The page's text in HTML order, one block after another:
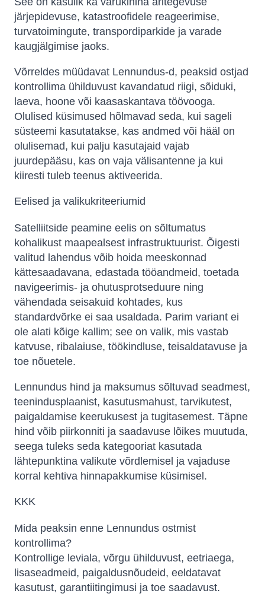
järjepidevuse, katastroofidele reageerimise,
turvatoimingute, transpordiparkide ja varade
kaugjälgimise jaoks.
Võrreldes müüdavat Lennundus-d, peaksid ostjad
kontrollima ühilduvust kavandatud riigi, sõiduki,
laeva, hoone või kaasaskantava töövooga.
Olulised küsimused hõlmavad seda, kui sageli
süsteemi kasutatakse, kas andmed või hääl on
olulisemad, kui palju kasutajaid vajab
juurdepääsu, kas on vaja välisantenne ja kui
kiiresti tuleb teenus aktiveerida.
Eelised ja valikukriteeriumid
Satelliitside peamine eelis on sõltumatus
kohalikust maapealsest infrastruktuurist. Õigesti
valitud lahendus võib hoida meeskonnad
kättesaadavana, edastada tööandmeid, toetada
navigeerimis- ja ohutusprotseduure ning
vähendada seisakuid kohtades, kus
standardvõrke ei saa usaldada. Parim variant ei
ole alati kõige kallim; see on valik, mis vastab
katvuse, ribalaiuse, töökindluse, teisaldatavuse ja
toe nõuetele.
Lennundus hind ja maksumus sõltuvad seadmest,
teenindusplaanist, kasutusmahust, tarvikutest,
paigaldamise keerukusest ja tugitasemest. Täpne
hind võib piirkonniti ja saadavuse lõikes muutuda,
seega tuleks seda kategooriat kasutada
lähtepunktina valikute võrdlemisel ja vajaduse
korral kehtiva hinnapakkumise küsimisel.
KKK
Mida peaksin enne Lennundus ostmist
kontrollima?
Kontrollige leviala, võrgu ühilduvust, eetriaega,
lisaseadmeid, paigaldusnõudeid, eeldatavat
kasutust, garantiitingimusi ja toe saadavust.